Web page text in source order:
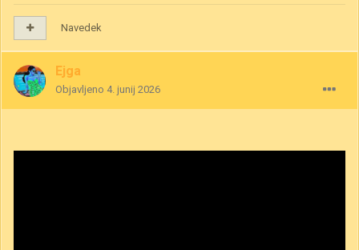
Navedek
Ejga
Objavljeno 4. junij 2026